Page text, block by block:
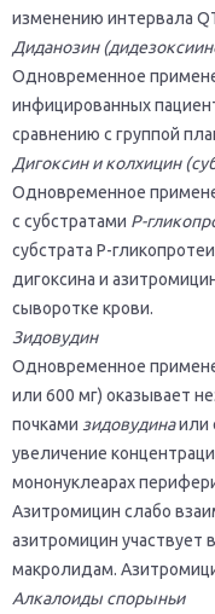
изменению интервала
Диданозин
Одновременное
инфицированных
сравнению с группой
Дигоксин и колхицин
Одновременное
с субстратами Р-
субстрата Р-
дигоксина и
сыворотке крови.
Зидовудин
Одновременное
или 600 мг) оказывает
почками зидовудинаили
увеличение
мононуклеарах
Азитромицин слабо
азитромицин участвует
макролидам.
Алкалоиды спорыньи